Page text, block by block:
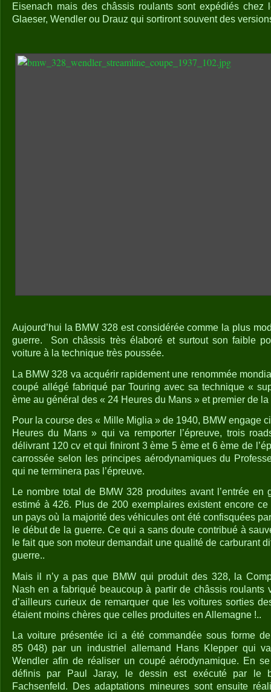
Eisenach mais des châssis roulants sont expédiés chez
Glaeser, Wendler ou Drauz qui sortiront souvent des
Aujourd’hui la BMW 328 est considérée comme la plus
guerre.
Son châssis très élaboré et surtout son faible
voiture à la technique très poussée.
La BMW 328 va acquérir rapidement une renommée
coupé allégé fabriqué par Touring avec sa technique «
ème au général des « 24 Heures du Mans » et premier de
Pour la course des « Mille Miglia » de 1940, BMW engage
Heures du Mans » qui va remporter l’épreuve, trois
délivrant 120 cv et qui finiront 3 ème 5 ème et 6 ème de
carrossée selon les principes aérodynamiques du
qui ne terminera pas l’épreuve.
Le nombre total de BMW 328 produites avant l’entrée en
estimé à 426. Plus de 200 exemplaires existent encore
un pays où la majorité des véhicules ont été confisquées
le début de la guerre. Ce qui a sans doute contribué à
le fait que son moteur demandait une qualité de carburant
guerre..
Mais il n’y a pas que BMW qui produit des 328, la
Nash en a fabriqué beaucoup à partir de châssis roulants
d’ailleurs curieux de remarquer que les voitures sorties
étaient moins chères que celles produites en Allemagne !..
La voiture présentée ici a été commandée sous forme
85 048) par un industriel allemand Hans Klepper qui
Wendler afin de réaliser un coupé aérodynamique. En
définis par Paul Jaray, le dessin est exécuté par le
Fachsenfeld. Des adaptations mineures sont ensuite